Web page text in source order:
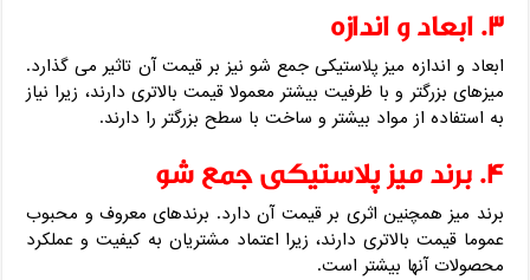
3. ابعاد و اندازه
ابعاد و اندازه میز پلاستیکی جمع شو نیز بر قیمت آن تاثیر می‌ گذارد.
میزهای بزرگتر و با ظرفیت بیشتر معمولا قیمت بالاتری دارند، زیرا نیاز
به استفاده از مواد بیشتر و ساخت با سطح بزرگتر را دارند.
4. برند میز پلاستیکی جمع شو
برند میز همچنین اثری بر قیمت آن دارد. برندهای معروف و محبوب
عموما قیمت بالاتری دارند، زیرا اعتماد مشتریان به کیفیت و عملکرد
محصولات آنها بیشتر است.